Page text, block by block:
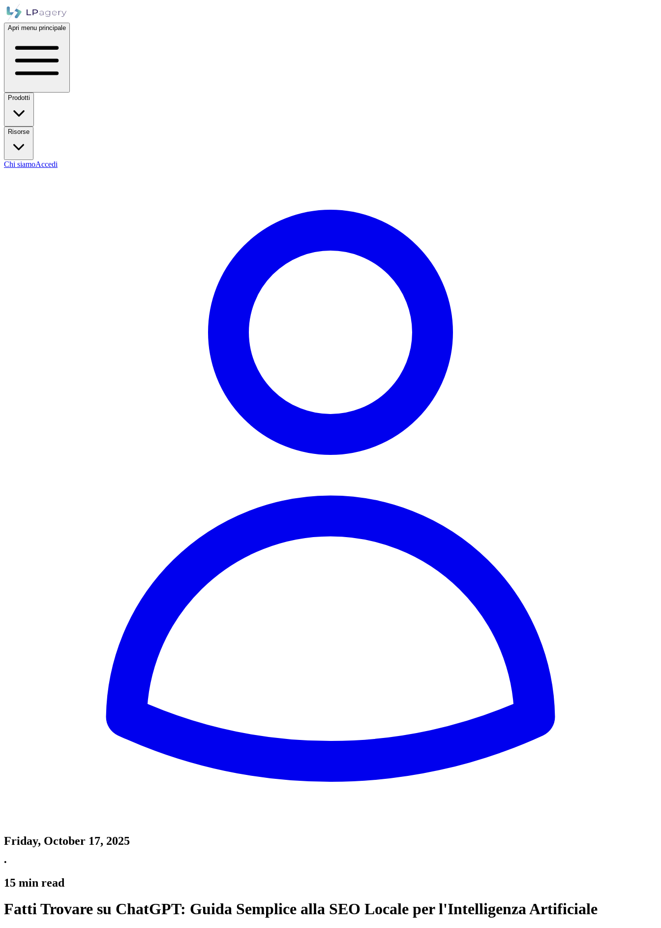
Apri menu principale
Prodotti
Risorse
Chi siamoAccedi
Friday, October 17, 2025
•
15 min read
Fatti Trovare su ChatGPT: Guida Semplice alla SEO Locale per l'Intelligenza Artificiale